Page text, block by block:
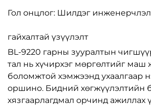
Гол онцлог: Шилдэг
гайхалтай үзүүлэлт
BL-9220 гарны зууралтын
тал нь хүчирхэг мөргөлтийг маш
боломжтой хэмжээнд ухаалгаар
оршино. Бидний хөгжүүлэлтийн
хязгаарлагдмал орчинд ажиллах